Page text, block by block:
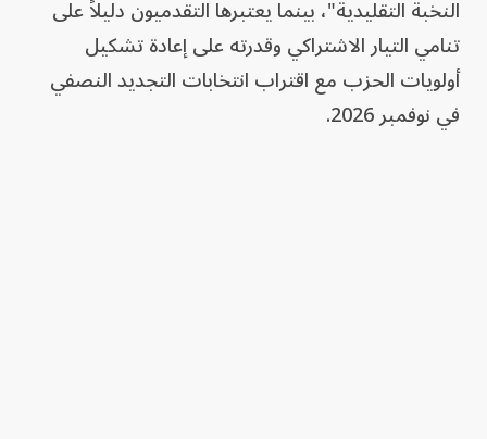
النخبة التقليدية"، بينما يعتبرها التقدميون دليلاً على
تنامي التيار الاشتراكي وقدرته على إعادة تشكيل
أولويات الحزب مع اقتراب انتخابات التجديد النصفي
في نوفمبر 2026.